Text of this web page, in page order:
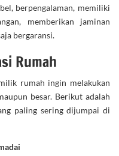
berpengalaman, memiliki
memberikan jaminan
bergaransi.
Rumah
rumah ingin melakukan
besar. Berikut adalah
paling sering dijumpai di